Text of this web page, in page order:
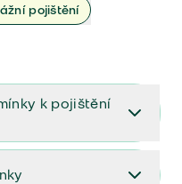
pojištění
k pojištění
a vše důležité ke